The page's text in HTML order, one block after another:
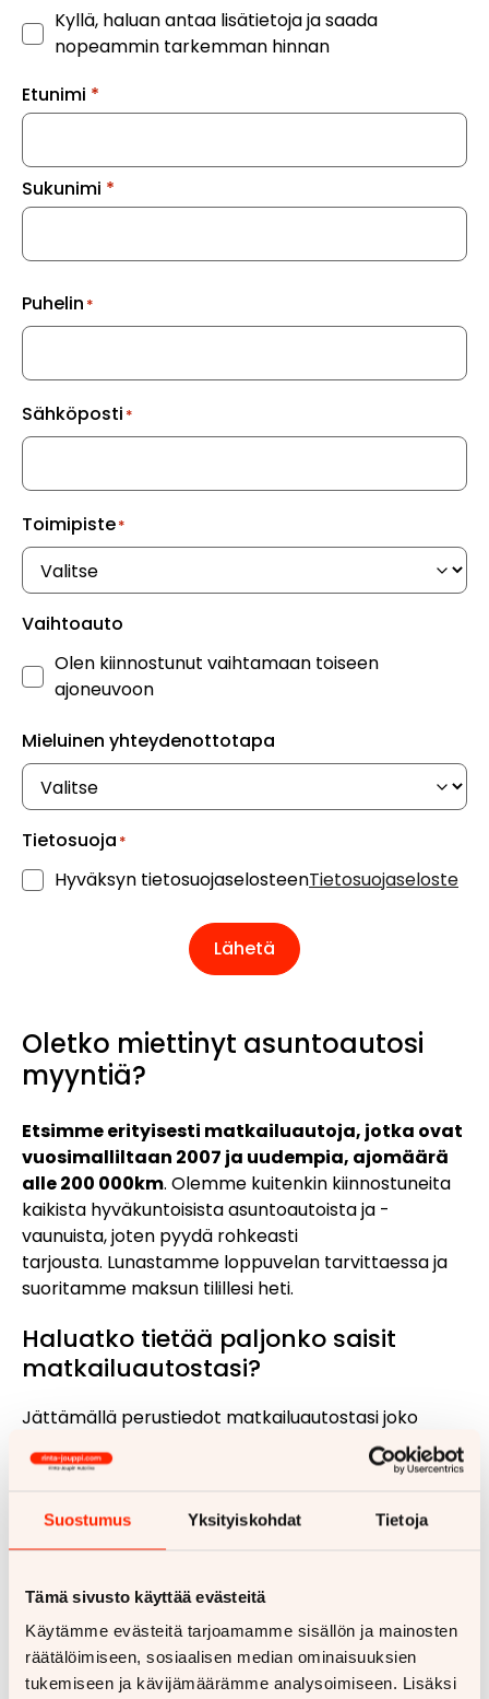
Suostumus Yksityiskohdat Tietoja
Tämä sivusto käyttää evästeitä
Käytämme evästeitä tarjoamamme sisällön ja mainosten
räätälöimiseen, sosiaalisen median ominaisuuksien
tukemiseen ja kävijämäärämme analysoimiseen. Lisäksi
Kyllä, haluan antaa lisätietoja ja saada
nopeammin tarkemman hinnan
Etunimi
Sukunimi
Puhelin (Pakollinen)
Sähköposti (Pakollinen)
Toimipiste(Pakollinen)
Vaihtoauto
Olen kiinnostunut vaihtamaan toiseen
ajoneuvoon
Mieluinen yhteydenottotapa
Tietosuoja (Pakollinen)
Hyväksyn tietosuojaselosteenTietosuojaseloste
Oletko miettinyt asuntoautosi
myyntiä?
Etsimme erityisesti matkailuautoja, jotka ovat
vuosimalliltaan 2007 ja uudempia, ajomäärä
alle 200 000km. Olemme kuitenkin kiinnostuneita
kaikista hyväkuntoisista asuntoautoista ja -
vaunuista, joten pyydä rohkeasti
tarjousta. Lunastamme loppuvelan tarvittaessa ja
suoritamme maksun tilillesi heti.
Haluatko tietää paljonko saisit
matkailuautostasi?
Jättämällä perustiedot matkailuautostasi joko
tai soittamalla meille, saat meiltä
tarjouksen.
Näin helppoa ajoneuvon myyminen
meille on:
Jätä meille tiedot asuntoautostasi, joko
lomakkeella tai soittamalla
Saat meiltä tarjouksen